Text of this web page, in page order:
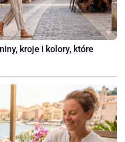
kroje i kolory, które